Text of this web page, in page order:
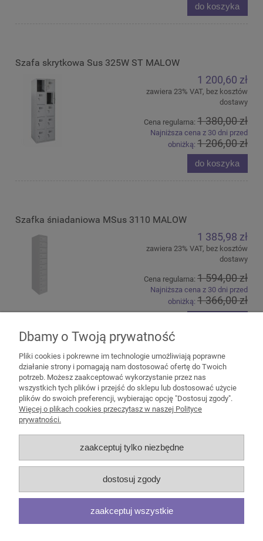
do koszyka
Szafa skrytkowa Sus 325W ST MALOW
1 200,60 zł
zawiera 23% VAT, bez kosztów
dostawy
Cena regularna: 1 380,00 zł
Najniższa cena z 30 dni przed
obniżką: 1 206,00 zł
do koszyka
Szafka śniadaniowa MSus 3110 MALOW
1 385,98 zł
zawiera 23% VAT, bez kosztów
dostawy
Cena regularna: 1 594,00 zł
Najniższa cena z 30 dni przed
obniżką: 1 366,00 zł
Pomoc
Moje konto
Płatności i dostawa
Informacje
Dbamy o Twoją prywatność
Pliki cookies i pokrewne im technologie umożliwiają poprawne
działanie strony i pomagają nam dostosować ofertę do Twoich
potrzeb. Możesz zaakceptować wykorzystanie przez nas
wszystkich tych plików i przejść do sklepu lub dostosować użycie
plików do swoich preferencji, wybierając opcję "Dostosuj zgody".
Więcej o plikach cookies przeczytasz w naszej Polityce
prywatności.
zaakceptuj tylko niezbędne
dostosuj zgody
zaakceptuj wszystkie